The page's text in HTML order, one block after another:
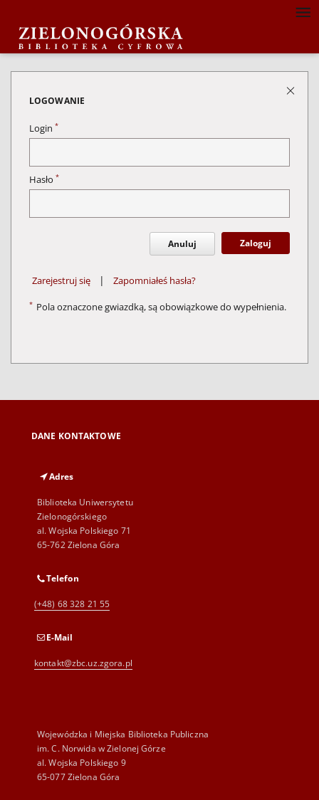
LOGOWANIE
Login *
Hasło *
Anuluj Zaloguj
Zarejestruj się | Zapomniałeś hasła?
* Pola oznaczone gwiazdką, są obowiązkowe do wypełnienia.
DANE KONTAKTOWE
Adres
Biblioteka Uniwersytetu
Zielonogórskiego
al. Wojska Polskiego 71
65-762 Zielona Góra
Telefon
(+48) 68 328 21 55
E-Mail
kontakt@zbc.uz.zgora.pl
Wojewódzka i Miejska Biblioteka Publiczna
im. C. Norwida w Zielonej Górze
al. Wojska Polskiego 9
65-077 Zielona Góra